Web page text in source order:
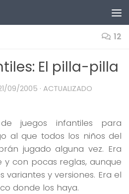
12
El pilla-pilla
09/2005 · ACTUALIZADO
juegos infantiles para
al que todos los niños del
jugado alguna vez. Era
y con pocas reglas, aunque
y versiones. Era el
donde los haya.